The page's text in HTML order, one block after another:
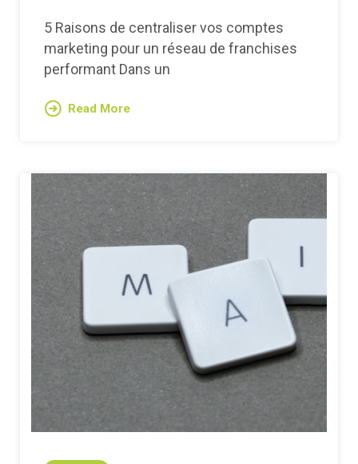
5 Raisons de centraliser vos comptes
marketing pour un réseau de franchises
performant Dans un
Read More